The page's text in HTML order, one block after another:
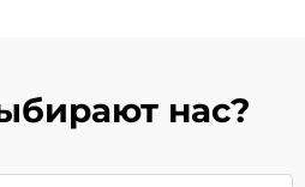
нас?